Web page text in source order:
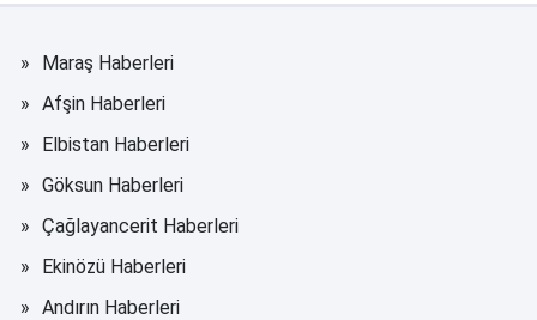
Maraş Haberleri
Afşin Haberleri
Elbistan Haberleri
Göksun Haberleri
Çağlayancerit Haberleri
Ekinözü Haberleri
Andırın Haberleri